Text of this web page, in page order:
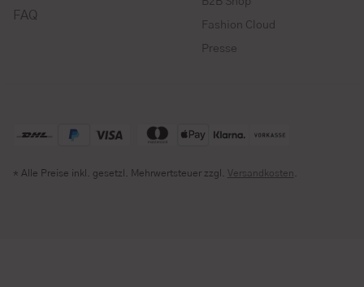
FAQ
Fashion Cloud
Presse
* Alle Preise inkl. gesetzl. Mehrwertsteuer zzgl. Versandkosten